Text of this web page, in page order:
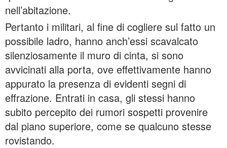
nell’abitazione.
Pertanto i militari, al fine di cogliere sul fatto un
possibile ladro, hanno anch’essi scavalcato
silenziosamente il muro di cinta, si sono
avvicinati alla porta, ove effettivamente hanno
appurato la presenza di evidenti segni di
effrazione. Entrati in casa, gli stessi hanno
subito percepito dei rumori sospetti provenire
dal piano superiore, come se qualcuno stesse
rovistando.